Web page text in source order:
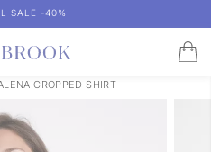
SALE -40%
CROPPED SHIRT